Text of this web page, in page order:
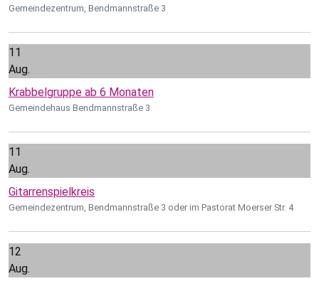
Gemeindezentrum, Bendmannstraße 3
11
Aug.
Krabbelgruppe ab 6 Monaten
Gemeindehaus Bendmannstraße 3
11
Aug.
Gitarrenspielkreis
Gemeindezentrum, Bendmannstraße 3 oder im Pastorat Moerser Str. 4
12
Aug.